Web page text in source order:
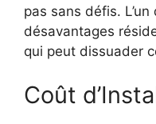
pas sans défis.
désavantages
qui peut dissuader
Coût